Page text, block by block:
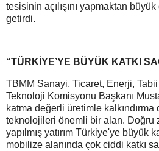
tesisinin açılışını yapmaktan
getirdi.
“TÜRKİYE’YE BÜYÜK KATKI
TBMM Sanayi, Ticaret, Enerji,
Teknoloji Komisyonu Başkanı
katma değerli üretimle
teknolojileri önemli bir alan. Doğru
yapılmış yatırım Türkiye'ye büyük
mobilize alanında çok ciddi katkı